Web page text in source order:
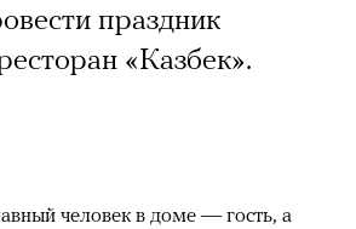
праздник
«Казбек».
человек в доме — гость, а